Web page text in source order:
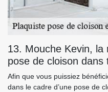
13. Mouche Kevin, la
pose de cloison dans
Afin que vous puissiez
dans le cadre d’une pose de